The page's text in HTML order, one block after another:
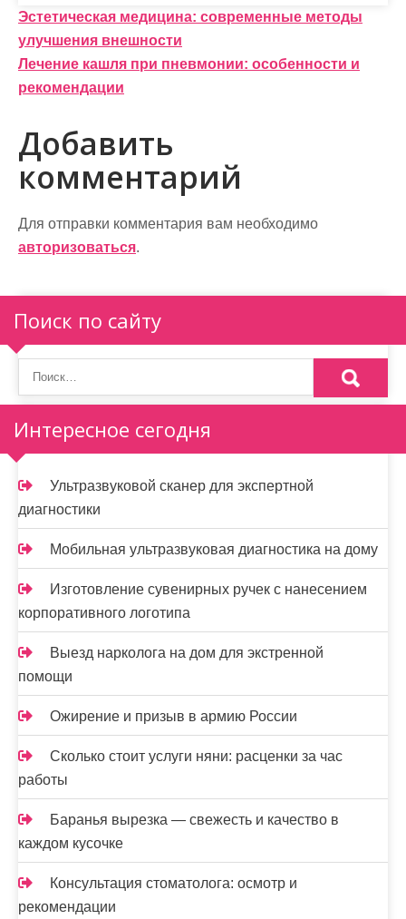
Н
а
в
и
г
а
ц
и
я
п
о
з
а
п
и
с
я
м
Эстетическая медицина: современные методы
улучшения внешности
Лечение кашля при пневмонии: особенности и
рекомендации
Добавить
комментарий
Для отправки комментария вам необходимо
авторизоваться.
Поиск по сайту
Интересное сегодня
Ультразвуковой сканер для экспертной
диагностики
Мобильная ультразвуковая диагностика на дому
Изготовление сувенирных ручек с нанесением
корпоративного логотипа
Выезд нарколога на дом для экстренной
помощи
Ожирение и призыв в армию России
Сколько стоит услуги няни: расценки за час
работы
Баранья вырезка — свежесть и качество в
каждом кусочке
Консультация стоматолога: осмотр и
рекомендации